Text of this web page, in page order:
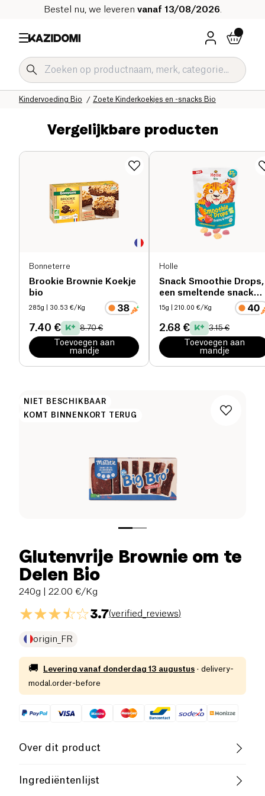
Bestel nu, we leveren vanaf 13/08/2026
Zoete Kinderkoekjes en -snacks Bio
Kindervoeding Bio
Baby & Kind
Onze biologische catalogus
Home
Vergelijkbare producten
Bonneterre
Brookie Brownie Koekje
bio
285g | 30.53 €/Kg
7.40 € 8.70 €
Toevoegen aan
mandje
Holle
Snack Smoothie Drops,
een smeltende snack
met fruit & groente
15g | 210.00 €/Kg
2.68 € 3.15 €
Toevoegen aan
mandje
NIET BESCHIKBAAR
KOMT BINNENKORT TERUG
Glutenvrije Brownie om te
Delen Bio
240g | 22.00 €/Kg
3.7(verified_reviews)
origin_FR
🚚 Levering vanaf donderdag 13 augustus · delivery-
modal.order-before
Over dit product
Vegan Rijk aan eiwitten
Ingrediëntenlijst